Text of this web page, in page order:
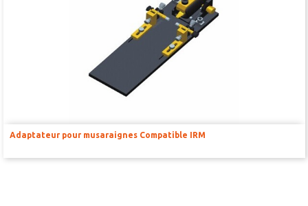
Adaptateur pour musaraignes Compatible IRM